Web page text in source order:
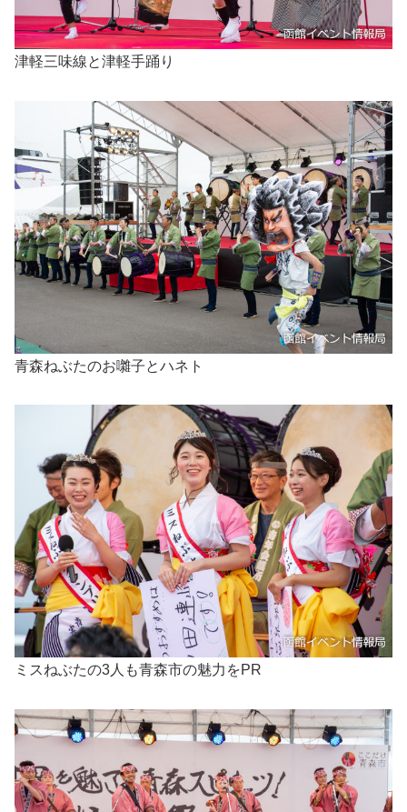
津軽三味線と津軽手踊り
青森ねぶたのお囃子とハネト
ミスねぶたの3人も青森市の魅力をPR